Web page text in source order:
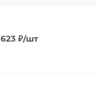
623₽/шт